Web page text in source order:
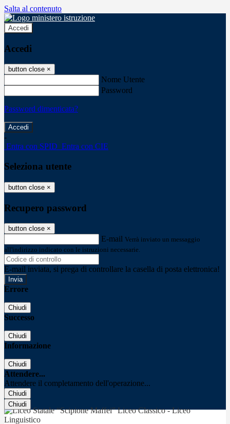
Salta al contenuto
Accedi
Accedi
button close ×
Nome Utente
Password
Password dimenticata?
-
Entra con SPID Entra con CIE
Seleziona utente
button close ×
Recupero password
button close ×
E-mail Verrà inviato un messaggio
all'indirizzo indicato con le istruzioni necessarie.
E-mail inviata, si prega di controllare la casella di posta elettronica!
Errore
Chiudi
Successo
Chiudi
Informazione
Chiudi
Attendere...
Attendere il completamento dell'operazione...
Chiudi
Chiudi